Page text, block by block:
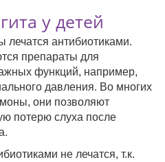
у детей
лечатся антибиотиками.
препараты для
функций, например,
давления. Во многих
они позволяют
потерю слуха после
не лечатся, т.к.